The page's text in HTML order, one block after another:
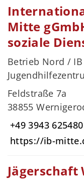
Mitte
soziale
Betrieb Nord /
Feldstraße 7a
38855
+49 3943 625480
https://ib-
Jägerschaft